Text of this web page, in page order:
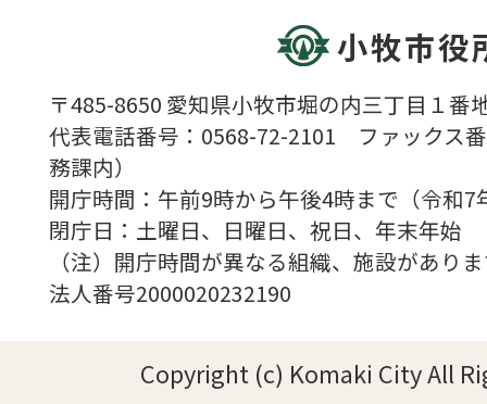
小牧市役
〒485-8650 愛知県小牧市堀の内三丁目１番
代表電話番号：0568-72-2101 ファックス
務課内）
開庁時間：午前9時から午後4時まで（令
閉庁日：土曜日、日曜日、祝日、年末年始
（注）開庁時間が異なる組織、施設があり
法人番号2000020232190
Copyright (c) Komaki City All